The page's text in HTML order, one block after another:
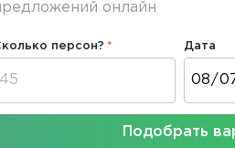
онлайн
персон? Дата
Подобрать